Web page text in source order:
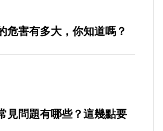
危害有多大，你知道嗎？
見問題有哪些？這幾點要